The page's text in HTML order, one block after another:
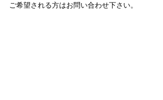
ご希望される方はお問い合わせ下さい。